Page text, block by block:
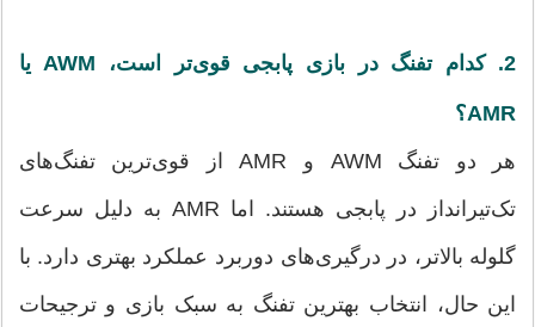
2. کدام تفنگ در بازی پابجی قوی‌تر است، AWM یا
AMR؟
هر دو تفنگ AWM و AMR از قوی‌ترین تفنگ‌های
تک‌تیرانداز در پابجی هستند. اما AMR به دلیل سرعت
گلوله بالاتر، در درگیری‌های دوربرد عملکرد بهتری دارد. با
این حال، انتخاب بهترین تفنگ به سبک بازی و ترجیحات